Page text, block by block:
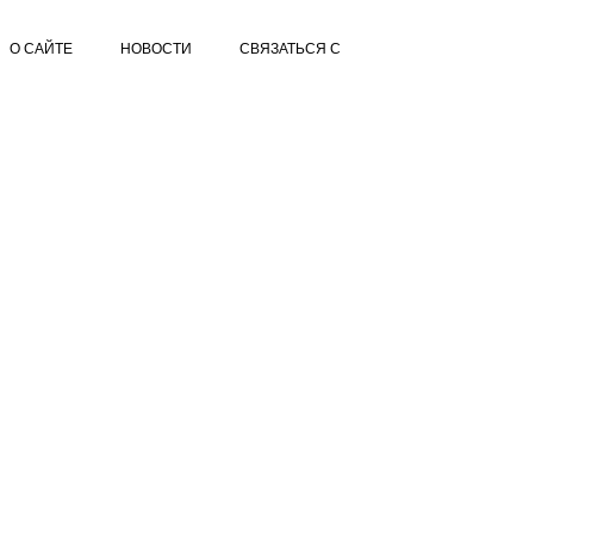
О САЙТЕ НОВОСТИ СВЯЗАТЬСЯ С